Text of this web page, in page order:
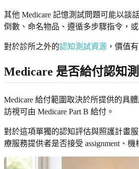
其他 Medicare 記憶測試問題可能以
倒數、命名物品、遵循多步驟指令，或
對於診所之外的認知測試資源 ，價值
Medicare 是否給付認知
Medicare 給付範圍取決於所提供的具
訪視可由 Medicare Part B 給付。
對於這項單獨的認知評估與照護計畫
療服務提供者是否接受 assignment、